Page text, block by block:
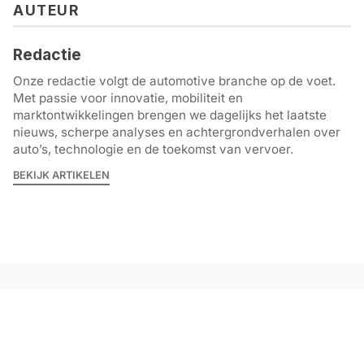
AUTEUR
Redactie
Onze redactie volgt de automotive branche op de voet.
Met passie voor innovatie, mobiliteit en
marktontwikkelingen brengen we dagelijks het laatste
nieuws, scherpe analyses en achtergrondverhalen over
auto’s, technologie en de toekomst van vervoer.
BEKIJK ARTIKELEN